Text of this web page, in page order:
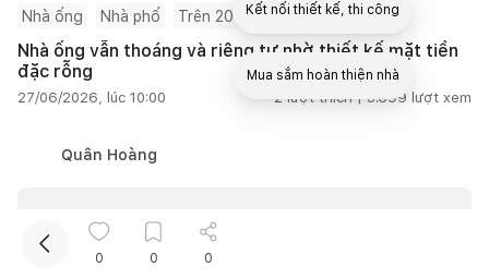
Nhà ống Nhà phố Trên 200m2
Nhà ống vẫn thoáng và riêng tư nhờ thiết kế mặt tiền
đặc rỗng
27/06/2026, lúc 10:00 2 lượt thích | 5.699 lượt xem
Quân Hoàng
0 0 0
Kết nối thiết kế, thi công
Mua sắm hoàn thiện nhà